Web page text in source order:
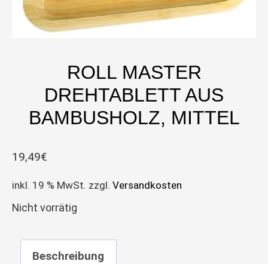
ROLL MASTER
DREHTABLETT AUS
BAMBUSHOLZ, MITTEL
19,49€
inkl. 19 % MwSt. zzgl. Versandkosten
Nicht vorrätig
Beschreibung